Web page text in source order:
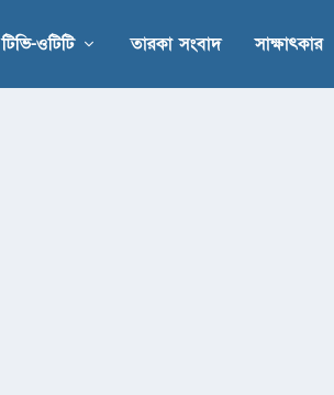
টিভি-ওটিটি তারকা সংবাদ সাক্ষাৎকার